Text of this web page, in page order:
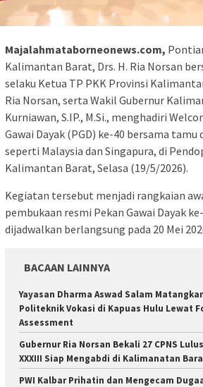
Majalahmataborneonews.com,
Kalimantan Barat, Drs. H. Ria Norsan
selaku Ketua TP PKK Provinsi
Ria Norsan, serta Wakil Gubernur
Kurniawan, S.IP., M.Si., menghadiri
Gawai Dayak (PGD) ke-40 bersama
seperti Malaysia dan Singapura, di
Kalimantan Barat, Selasa (19/5/2026).
Kegiatan tersebut menjadi rangkaian
pembukaan resmi Pekan Gawai Dayak
dijadwalkan berlangsung pada 20 Mei
BACAAN LAINNYA
Yayasan Dharma Aswad Salam
Politeknik Vokasi di Kapuas Hulu Lewat
Assessment
Gubernur Ria Norsan Bekali 27 CPNS
XXXIII Siap Mengabdi di Kalimanatan
PWI Kalbar Prihatin dan Mengecam